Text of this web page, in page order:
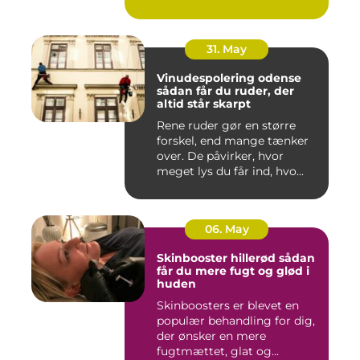
31. May
Vinudespolering odense
sådan får du ruder, der
altid står skarpt
Rene ruder gør en større
forskel, end mange tænker
over. De påvirker, hvor
meget lys du får ind, hvo...
06. May
Skinbooster hillerød sådan
får du mere fugt og glød i
huden
Skinboosters er blevet en
populær behandling for dig,
der ønsker en mere
fugtmættet, glat og